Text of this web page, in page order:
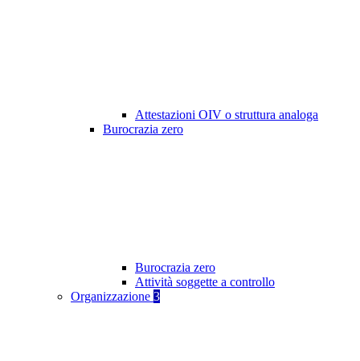
Attestazioni OIV o struttura analoga
Burocrazia zero
Burocrazia zero
Attività soggette a controllo
Organizzazione 3